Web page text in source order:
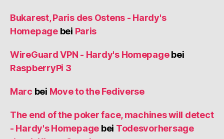
Bukarest, Paris des Ostens - Hardy's
Homepagebei Paris
WireGuard VPN - Hardy's Homepagebei
RaspberryPi 3
Marc bei Move to the Fediverse
The end of the poker face, machines will detect
- Hardy's Homepage bei Todesvorhersage